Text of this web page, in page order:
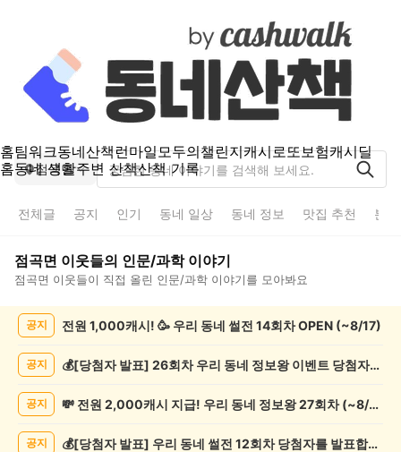
홈팀워크동네산책런마일모두의챌린지캐시로또보험캐시딜
홈동네 생활주변 산책산책 기록
점곡면
전체글 공지 인기 동네 일상 동네 정보 맛집 추천 분
점곡면 이웃들의 인문/과학이야기
점곡면 이웃들이 직접 올린 인문/과학 이야기를 모아봐요
공지 전원 1,000캐시! 🥳 우리 동네 썰전 14회차 OPEN (~8/17)
공지 💰[당첨자 발표] 26회차 우리 동네 정보왕 이벤트 당첨자를 발표합니다!
공지 💸 전원 2,000캐시 지급! 우리 동네 정보왕 27회차 (~8/10)
공지 💰[당첨자 발표] 우리 동네 썰전 12회차 당첨자를 발표합니다!